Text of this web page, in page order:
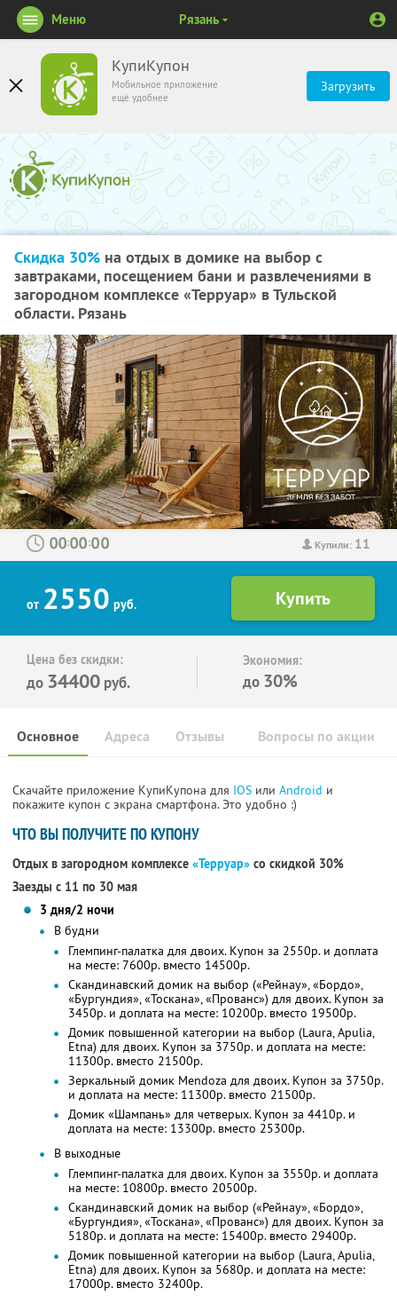
КупиКупон
Мобильное приложение
ещё удобнее
Загрузить
Меню Рязань
Скидка 30% на отдых в домике на выбор с
завтраками, посещением бани и развлечениями в
загородном комплексе «Терруар» в Тульской
области. Рязань
Купили: 11
: :
от 2550 руб.
Цена без скидки:
до 34400 руб.
Экономия:
до 30%
Основное Отзывы Вопросы по акции
Адреса
Скачайте приложение КупиКупона для IOS или Android и
покажите купон с экрана смартфона. Это удобно :)
ЧТО ВЫ ПОЛУЧИТЕ ПО КУПОНУ
Отдых в загородном комплексе «Терруар» со скидкой 30%
Заезды с 11 по 30 мая
3 дня/2 ночи
В будни
Глемпинг-палатка для двоих. Купон за 2550р. и доплата
на месте: 7600р. вместо 14500р.
Скандинавский домик на выбор («Рейнау», «Бордо»,
«Бургундия», «Тоскана», «Прованс») для двоих. Купон за
3450р. и доплата на месте: 10200р. вместо 19500р.
Домик повышенной категории на выбор (Laura, Apulia,
Etna) для двоих. Купон за 3750р. и доплата на месте:
11300р. вместо 21500р.
Зеркальный домик Mendoza для двоих. Купон за 3750р.
и доплата на месте: 11300р. вместо 21500р.
Домик «Шампань» для четверых. Купон за 4410р. и
доплата на месте: 13300р. вместо 25300р.
В выходные
Глемпинг-палатка для двоих. Купон за 3550р. и доплата
на месте: 10800р. вместо 20500р.
Скандинавский домик на выбор («Рейнау», «Бордо»,
«Бургундия», «Тоскана», «Прованс») для двоих. Купон за
5180р. и доплата на месте: 15400р. вместо 29400р.
Домик повышенной категории на выбор (Laura, Apulia,
Etna) для двоих. Купон за 5680р. и доплата на месте:
17000р. вместо 32400р.